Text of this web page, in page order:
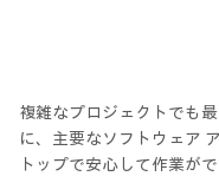
複雑なプロジェクトでも
に、主要なソフトウェア
トップで安心して作業がで